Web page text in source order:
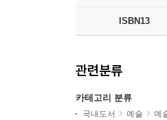
ISBN13
관련분류
카테고리 분류
국내도서 예술 예